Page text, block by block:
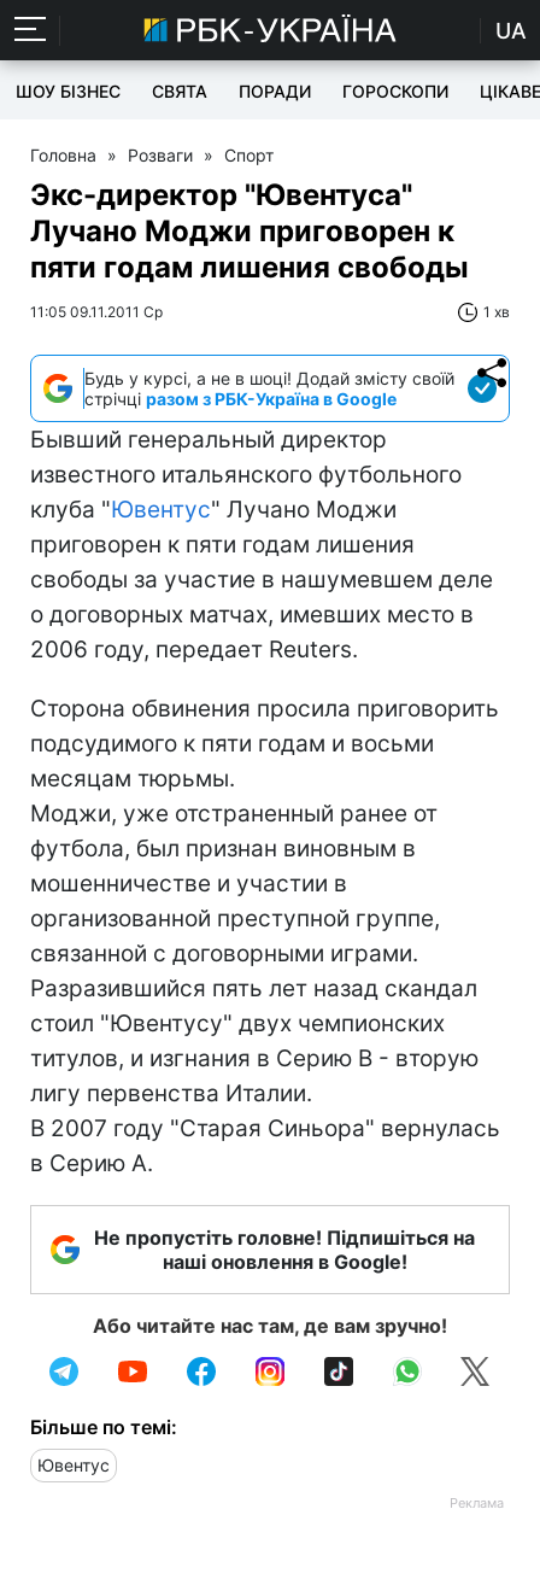
UA
ШОУ БІЗНЕС СВЯТА ПОРАДИ ГОРОСКОПИ ЦІКАВЕ
Головна » Розваги » Спорт
Экс-директор "Ювентуса"
Лучано Моджи приговорен к
пяти годам лишения свободы
11:05 09.11.2011 Ср 1 хв
Будь у курсі, а не в шоці! Додай змісту своїй
стрічці разом з РБК-Україна в Google
Бывший генеральный директор
известного итальянского футбольного
клуба "Ювентус" Лучано Моджи
приговорен к пяти годам лишения
свободы за участие в нашумевшем деле
о договорных матчах, имевших место в
2006 году, передает Reuters.
Сторона обвинения просила приговорить
подсудимого к пяти годам и восьми
месяцам тюрьмы.
Моджи, уже отстраненный ранее от
футбола, был признан виновным в
мошенничестве и участии в
организованной преступной группе,
связанной с договорными играми.
Разразившийся пять лет назад скандал
стоил "Ювентусу" двух чемпионских
титулов, и изгнания в Серию B - вторую
лигу первенства Италии.
В 2007 году "Старая Синьора" вернулась
в Серию А.
Не пропустіть головне! Підпишіться на
наші оновлення в Google!
Або читайте нас там, де вам зручно!
Більше по темі:
Ювентус